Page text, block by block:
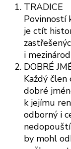
TRADICE
Povinností
je ctít
i
DOBRÉ
Každý
dobré
k jejímu
odborný i
by mohl